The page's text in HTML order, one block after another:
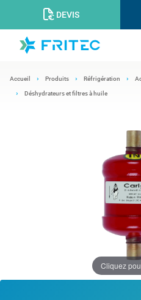
DEVIS
Accueil Produits Réfrigération
Déshydrateurs et filtres à huile
Cliquez